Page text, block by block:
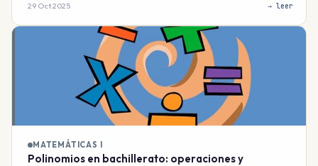
29 Oct 2025 → leer
MATEMÁTICAS I
Polinomios en bachillerato: operaciones y